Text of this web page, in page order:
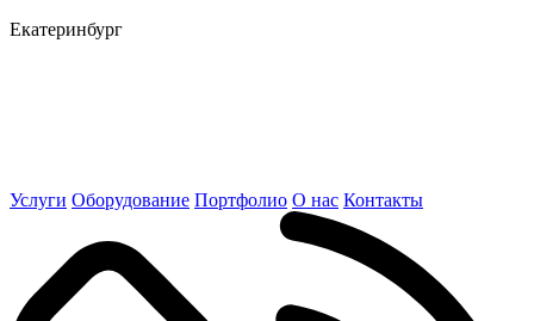
Екатеринбург
Услуги Оборудование Портфолио О нас Контакты